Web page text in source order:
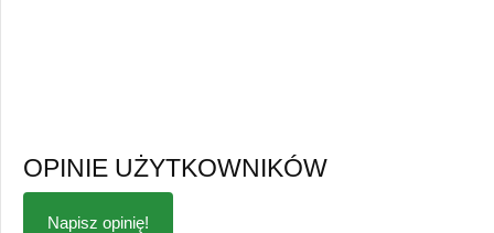
OPINIE UŻYTKOWNIKÓW
Napisz opinię!